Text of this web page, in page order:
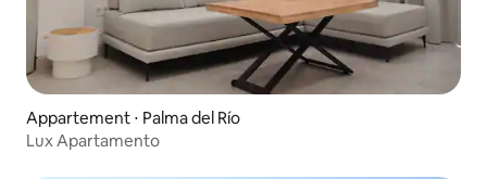
Appartement ⋅ Palma del Río
Lux Apartamento